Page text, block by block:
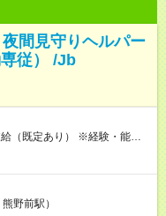
夜間見守りヘルパー
従） /Jb
（既定あり） ※経験・能力を
異なる部分があります。 雇
：時給 1,660円以上
野前駅）